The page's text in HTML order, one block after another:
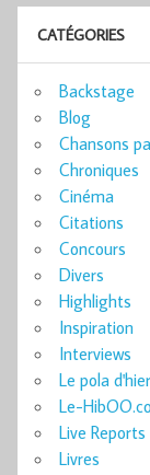
CATÉGORIES
Backstage
Blog
Chansons
Chroniques
Cinéma
Citations
Concours
Divers
Highlights
Inspiration
Interviews
Le pola
Le-
Live Reports
Livres